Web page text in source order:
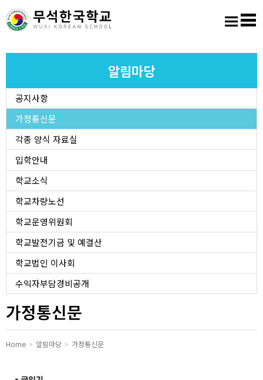
홈로그인회원가입사이트맵
교육마당
알림마당
학생활동
진학진로
학교도서실
유치원
알림마당
공지사항
가정통신문
각종 양식 자료실
입학안내
학교소식
학교차량노선
학교운영위원회
학교발전기금 및 예결산
학교법인 이사회
수익자부담경비공개
가정통신문
Home 알림마당 가정통신문